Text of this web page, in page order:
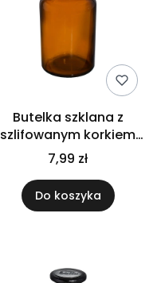
Butelka szklana z
szlifowanym korkiem
250ml
7,99 zł
Do koszyka